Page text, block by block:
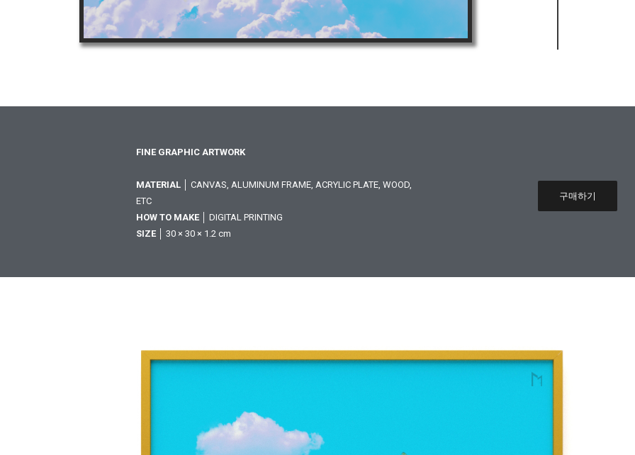
FINE GRAPHIC ARTWORK
MATERIAL │ CANVAS, ALUMINUM FRAME, ACRYLIC PLATE, WOOD,
ETC
HOW TO MAKE │ DIGITAL PRINTING
SIZE │ 30 × 30 × 1.2 cm
구매하기